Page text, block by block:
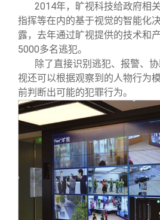
2014年，旷视科技给政府相
指挥等在内的基于视觉的智能化
露，去年通过旷视提供的技术和
5000多名逃犯。
除了直接识别逃犯、报警、
视还可以根据观察到的人物行为
前判断出可能的犯罪行为。